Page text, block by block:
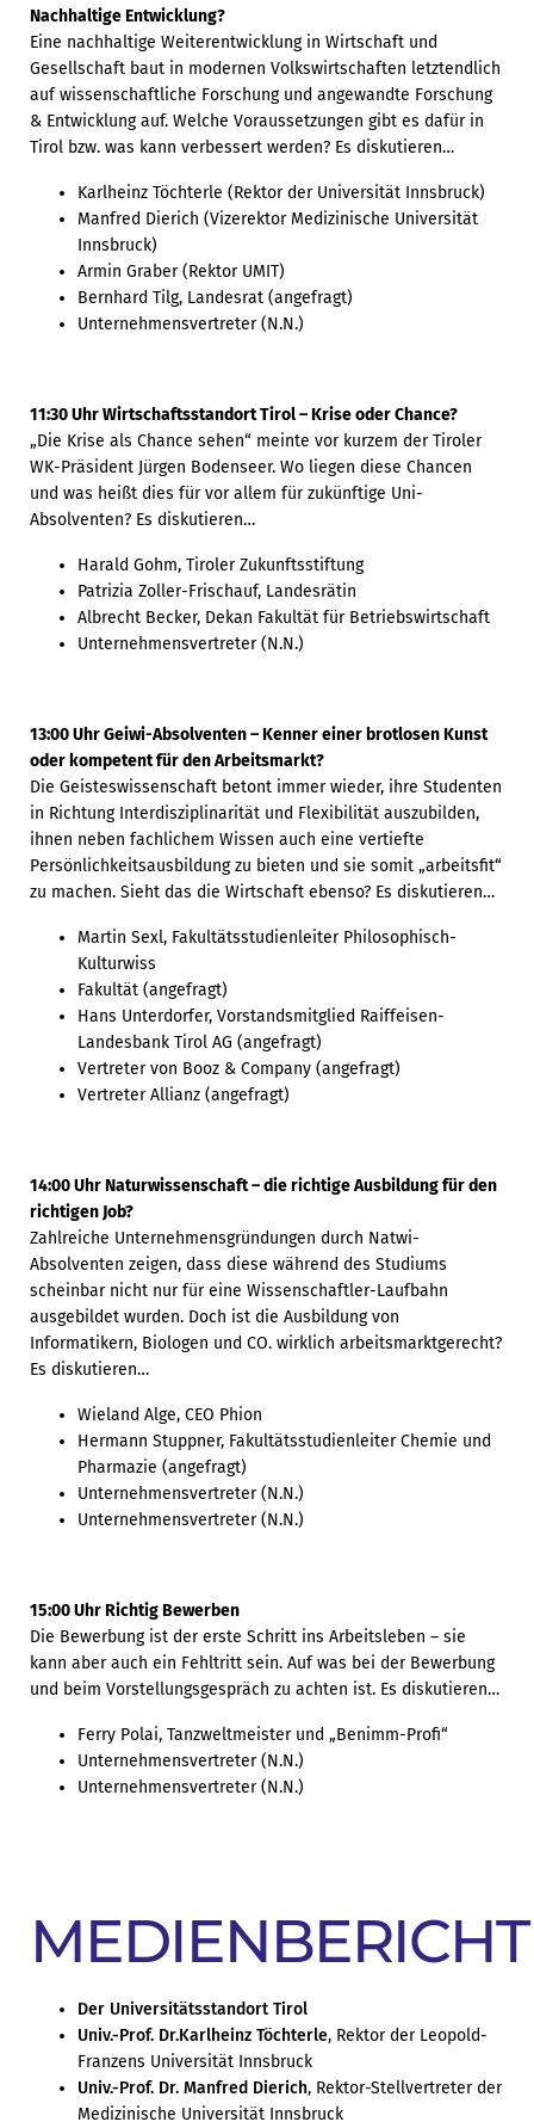
Nachhaltige Entwicklung?
Eine nachhaltige Weiterentwicklung in Wirtschaft und
Gesellschaft baut in modernen Volkswirtschaften letztendlich
auf wissenschaftliche Forschung und angewandte Forschung
& Entwicklung auf. Welche Voraussetzungen gibt es dafür in
Tirol bzw. was kann verbessert werden? Es diskutieren…
Karlheinz Töchterle (Rektor der Universität Innsbruck)
Manfred Dierich (Vizerektor Medizinische Universität
Innsbruck)
Armin Graber (Rektor UMIT)
Bernhard Tilg, Landesrat (angefragt)
Unternehmensvertreter (N.N.)
11:30 Uhr Wirtschaftsstandort Tirol – Krise oder Chance?
„Die Krise als Chance sehen“ meinte vor kurzem der Tiroler
WK-Präsident Jürgen Bodenseer. Wo liegen diese Chancen
und was heißt dies für vor allem für zukünftige Uni-
Absolventen? Es diskutieren…
Harald Gohm, Tiroler Zukunftsstiftung
Patrizia Zoller-Frischauf, Landesrätin
Albrecht Becker, Dekan Fakultät für Betriebswirtschaft
Unternehmensvertreter (N.N.)
13:00 Uhr Geiwi-Absolventen – Kenner einer brotlosen Kunst
oder kompetent für den Arbeitsmarkt?
Die Geisteswissenschaft betont immer wieder, ihre Studenten
in Richtung Interdisziplinarität und Flexibilität auszubilden,
ihnen neben fachlichem Wissen auch eine vertiefte
Persönlichkeitsausbildung zu bieten und sie somit „arbeitsfit“
zu machen. Sieht das die Wirtschaft ebenso? Es diskutieren…
Martin Sexl, Fakultätsstudienleiter Philosophisch-
Kulturwiss
Fakultät (angefragt)
Hans Unterdorfer, Vorstandsmitglied Raiffeisen-
Landesbank Tirol AG (angefragt)
Vertreter von Booz & Company (angefragt)
Vertreter Allianz (angefragt)
14:00 Uhr Naturwissenschaft – die richtige Ausbildung für den
richtigen Job?
Zahlreiche Unternehmensgründungen durch Natwi-
Absolventen zeigen, dass diese während des Studiums
scheinbar nicht nur für eine Wissenschaftler-Laufbahn
ausgebildet wurden. Doch ist die Ausbildung von
Informatikern, Biologen und CO. wirklich arbeitsmarktgerecht?
Es diskutieren…
Wieland Alge, CEO Phion
Hermann Stuppner, Fakultätsstudienleiter Chemie und
Pharmazie (angefragt)
Unternehmensvertreter (N.N.)
Unternehmensvertreter (N.N.)
15:00 Uhr Richtig Bewerben
Die Bewerbung ist der erste Schritt ins Arbeitsleben – sie
kann aber auch ein Fehltritt sein. Auf was bei der Bewerbung
und beim Vorstellungsgespräch zu achten ist. Es diskutieren…
Ferry Polai, Tanzweltmeister und „Benimm-Profi“
Unternehmensvertreter (N.N.)
Unternehmensvertreter (N.N.)
Der Universitätsstandort Tirol
Univ.-Prof. Dr.Karlheinz Töchterle, Rektor der Leopold-
Franzens Universität Innsbruck
Univ.-Prof. Dr. Manfred Dierich, Rektor-Stellvertreter der
Medizinische Universität Innsbruck